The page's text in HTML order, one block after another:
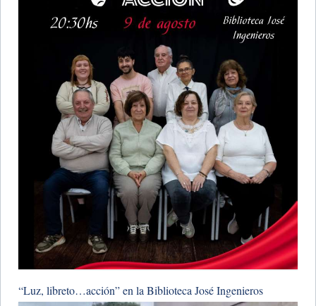
“Luz, libreto…acción” en la Biblioteca José Ingenieros